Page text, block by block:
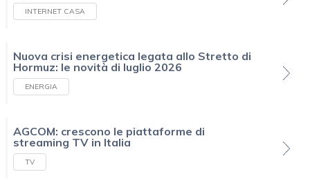
INTERNET CASA
Nuova crisi energetica legata allo Stretto di
Hormuz: le novità di luglio 2026
ENERGIA
AGCOM: crescono le piattaforme di
streaming TV in Italia
TV